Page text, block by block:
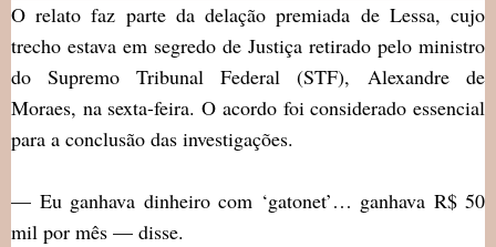
O relato faz parte da delação premiada de Lessa, cujo
trecho estava em segredo de Justiça retirado pelo ministro
do Supremo Tribunal Federal (STF), Alexandre de
Moraes, na sexta-feira. O acordo foi considerado essencial
para a conclusão das investigações.
— Eu ganhava dinheiro com ‘gatonet’… ganhava R$ 50
mil por mês — disse.